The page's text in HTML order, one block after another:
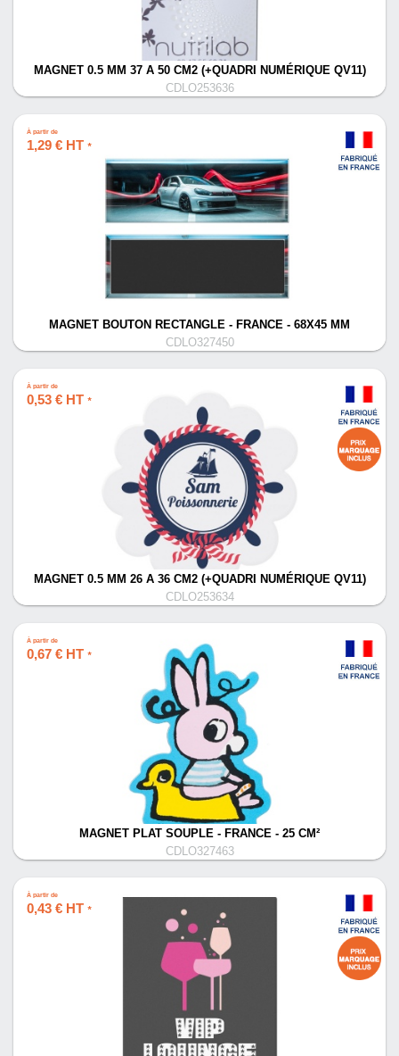
MAGNET 0.5 MM 37 A 50 CM2 (+QUADRI NUMÉRIQUE QV11)
CDLO253636
À partir de
1,29 € HT *
MAGNET BOUTON RECTANGLE - FRANCE - 68X45 MM
CDLO327450
À partir de
0,53 € HT *
MAGNET 0.5 MM 26 A 36 CM2 (+QUADRI NUMÉRIQUE QV11)
CDLO253634
À partir de
0,67 € HT *
MAGNET PLAT SOUPLE - FRANCE - 25 CM²
CDLO327463
À partir de
0,43 € HT *